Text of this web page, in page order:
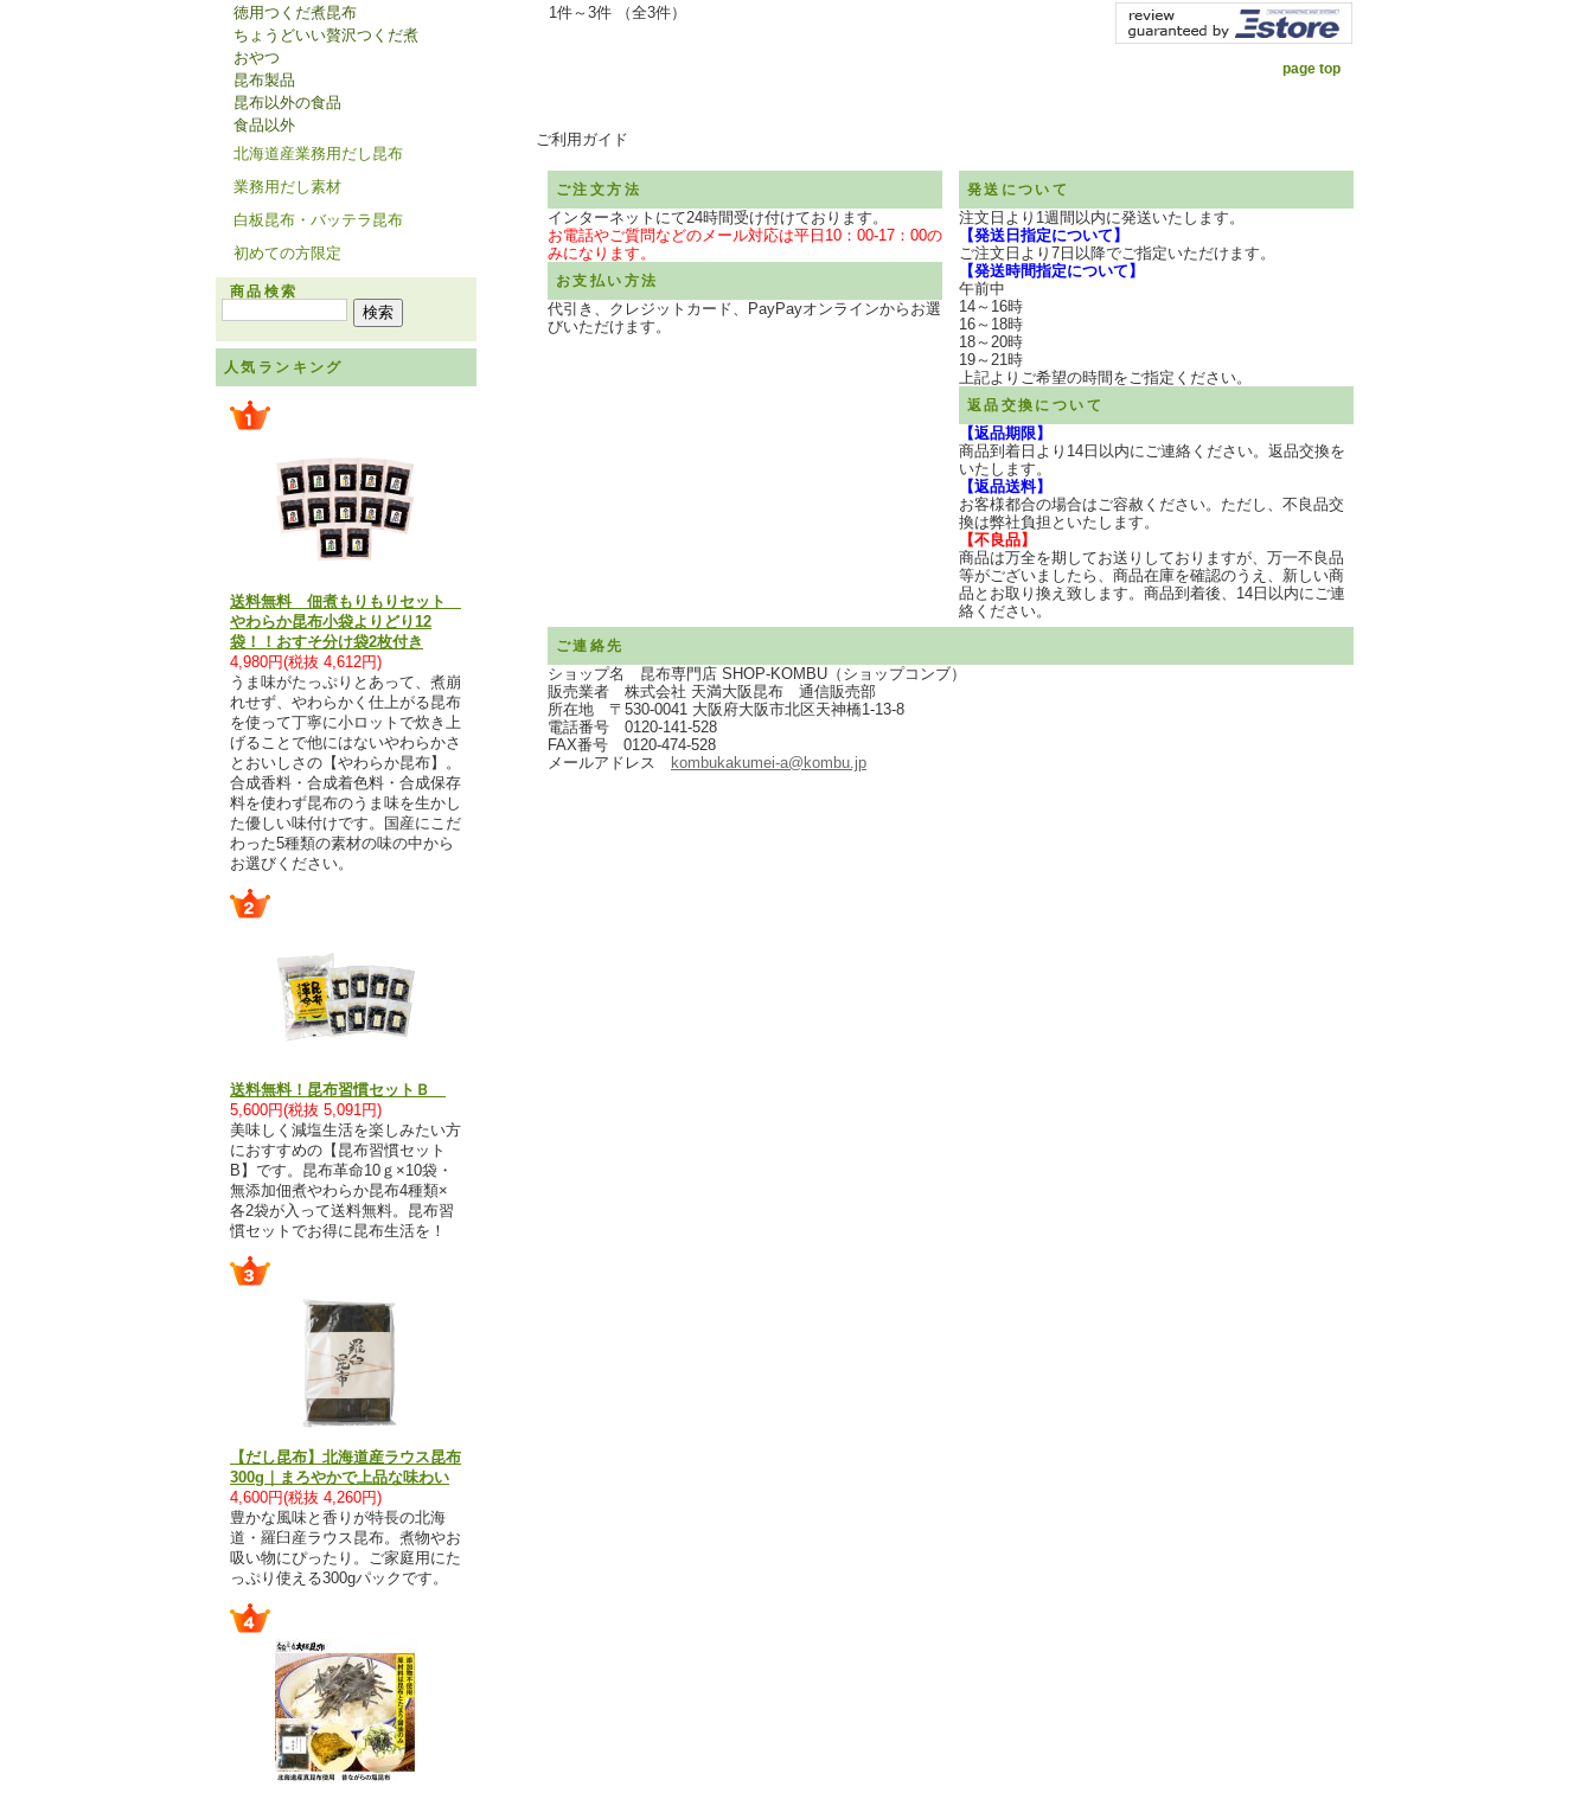
徳用つくだ煮昆布
ちょうどいい贅沢つくだ煮
おやつ
昆布製品
昆布以外の食品
食品以外
北海道産業務用だし昆布
業務用だし素材
白板昆布・バッテラ昆布
初めての方限定
商品検索
人気ランキング
送料無料 佃煮もりもりセット
やわらか昆布小袋よりどり12
袋！！おすそ分け袋2枚付き
4,980円(税抜 4,612円)
うま味がたっぷりとあって、煮崩
れせず、やわらかく仕上がる昆布
を使って丁寧に小ロットで炊き上
げることで他にはないやわらかさ
とおいしさの【やわらか昆布】。
合成香料・合成着色料・合成保存
料を使わず昆布のうま味を生かし
た優しい味付けです。国産にこだ
わった5種類の素材の味の中から
お選びください。
送料無料！昆布習慣セットＢ
5,600円(税抜 5,091円)
美味しく減塩生活を楽しみたい方
におすすめの【昆布習慣セット
B】です。昆布革命10ｇ×10袋・
無添加佃煮やわらか昆布4種類×
各2袋が入って送料無料。昆布習
慣セットでお得に昆布生活を！
【だし昆布】北海道産ラウス昆布
300g｜まろやかで上品な味わい
4,600円(税抜 4,260円)
豊かな風味と香りが特長の北海
道・羅臼産ラウス昆布。煮物やお
吸い物にぴったり。ご家庭用にた
っぷり使える300gパックです。
1件～3件 （全3件）
page top
ご利用ガイド
ご注文方法
インターネットにて24時間受け付けております。
お電話やご質問などのメール対応は平日10：00-17：00の
みになります。
お支払い方法
代引き、クレジットカード、PayPayオンラインからお選
びいただけます。
発送について
注文日より1週間以内に発送いたします。
【発送日指定について】
ご注文日より7日以降でご指定いただけます。
【発送時間指定について】
午前中
14～16時
16～18時
18～20時
19～21時
上記よりご希望の時間をご指定ください。
返品交換について
【返品期限】
商品到着日より14日以内にご連絡ください。返品交換を
いたします。
【返品送料】
お客様都合の場合はご容赦ください。ただし、不良品交
換は弊社負担といたします。
【不良品】
商品は万全を期してお送りしておりますが、万一不良品
等がございましたら、商品在庫を確認のうえ、新しい商
品とお取り換え致します。商品到着後、14日以内にご連
絡ください。
ご連絡先
ショップ名 昆布専門店 SHOP-KOMBU（ショップコンブ）
販売業者 株式会社 天満大阪昆布 通信販売部
所在地 〒530-0041 大阪府大阪市北区天神橋1-13-8
電話番号 0120-141-528
FAX番号 0120-474-528
メールアドレス
kombukakumei-a@kombu.jp